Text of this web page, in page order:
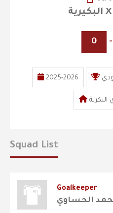
0 -
2025-2026
Squad List
Goalkeeper
الحساوي